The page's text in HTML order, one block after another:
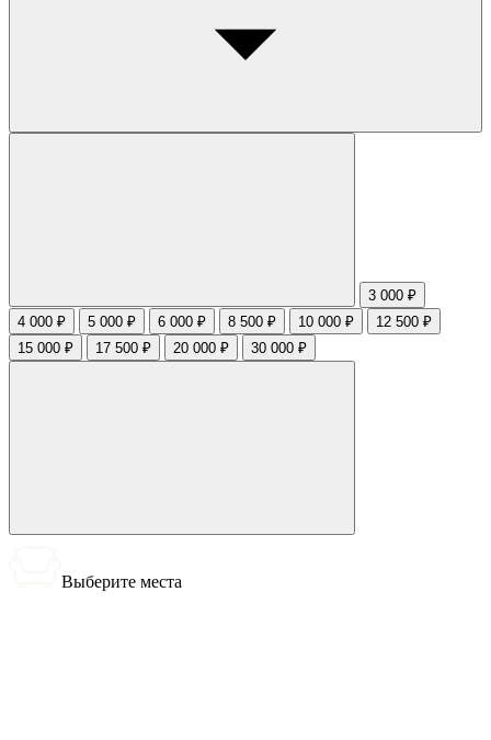
3 000 ₽
4 000 ₽
5 000 ₽ 6 000 ₽ 8 500 ₽ 10 000 ₽
12 500 ₽
15 000 ₽
17 500 ₽ 20 000 ₽ 30 000 ₽
Выберите места